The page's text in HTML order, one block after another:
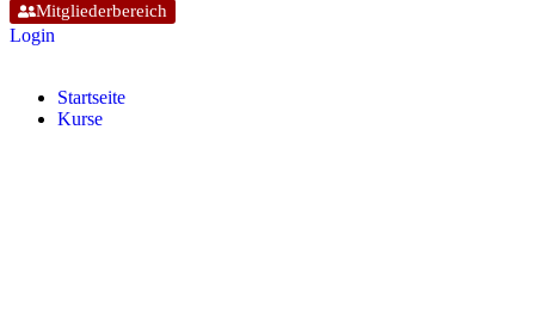
Mitgliederbereich
Login
Start­sei­te
Kur­se